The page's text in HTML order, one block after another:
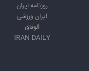
روزنامه ایران
ایران ورزشی
الوفاق
IRAN DAILY